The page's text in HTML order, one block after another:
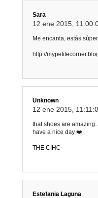
Sara
12 ene 2015,
Me encanta, estás
http://
Unknown
12 ene 2015,
that shoes are
have a nice day ❤️
THE CIHC
Estefania Laguna